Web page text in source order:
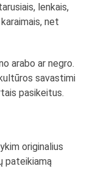
lenkais,
net
arabo ar negro.
savastimi
pasikeitus.
originalius
pateikiamą